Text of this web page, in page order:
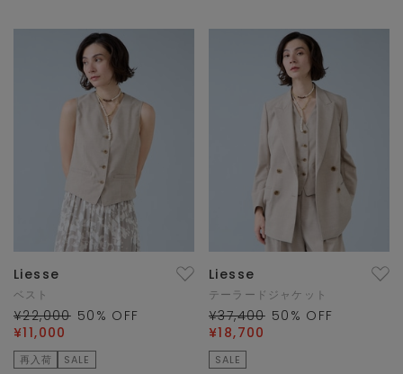
Liesse
ベスト
¥22,000 50 % OFF
¥11,000
再入荷 SALE
Liesse
テーラードジャケット
¥37,400 50 % OFF
¥18,700
SALE